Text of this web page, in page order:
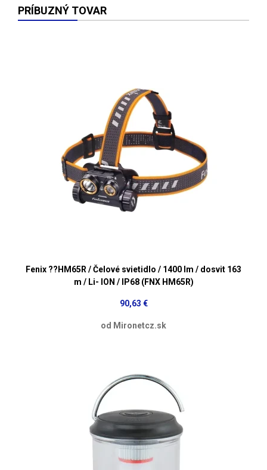
PRÍBUZNÝ TOVAR
Fenix ??HM65R / Čelové svietidlo / 1400 lm / dosvit 163
m / Li- ION / IP68 (FNX HM65R)
90,63 €
od Mironetcz.sk